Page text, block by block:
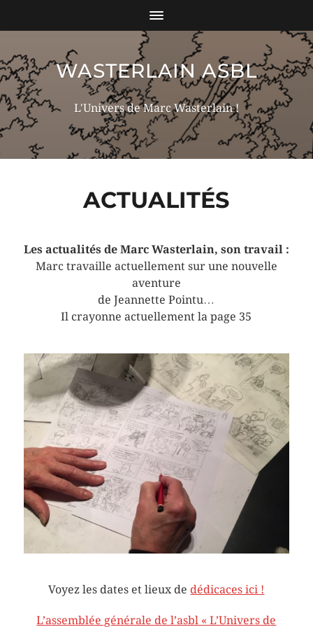
WASTERLAIN ASBL
L'Univers de Marc Wasterlain !
ACTUALITÉS
Les actualités de Marc Wasterlain, son travail :
Marc travaille actuellement sur une nouvelle
aventure
de Jeannette Pointu…
Il crayonne actuellement la page 35
Voyez les dates et lieux de dédicaces ici !
L’assemblée générale de l’asbl « L’Univers de